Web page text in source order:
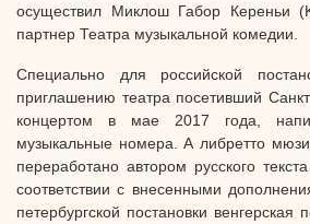
осуществил Миклош Габор Кереньи
партнер Театра музыкальной комедии.
Специально для российской
приглашению театра посетивший
концертом в мае 2017 года,
музыкальные номера. А либретто
переработано автором русского
соответствии с внесенными
петербургской постановки венгерская